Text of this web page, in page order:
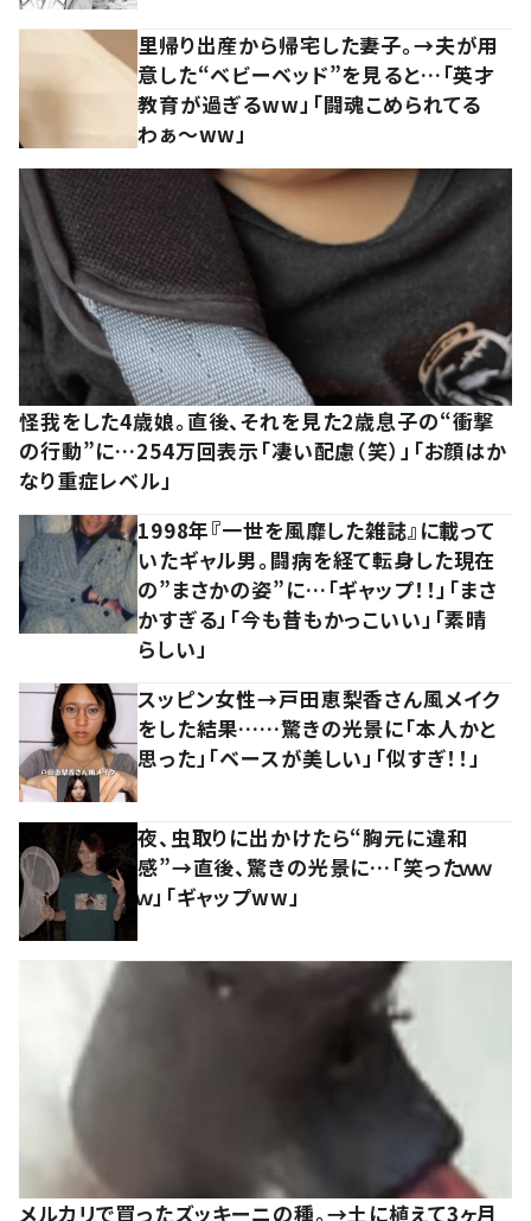
里帰り出産から帰宅した妻子。→夫が用
意した“ベビーベッド”を見ると…「英才
教育が過ぎるww」「闘魂こめられてる
わぁ～ww」
怪我をした4歳娘。直後、それを見た2歳息子の“衝撃
の行動”に…254万回表示「凄い配慮（笑）」「お顔はか
なり重症レベル」
1998年『一世を風靡した雑誌』に載って
いたギャル男。闘病を経て転身した現在
の”まさかの姿”に…「ギャップ！！」「まさ
かすぎる」「今も昔もかっこいい」「素晴
らしい」
スッピン女性→戸田恵梨香さん風メイク
をした結果……驚きの光景に「本人かと
思った」「ベースが美しい」「似すぎ！！」
夜、虫取りに出かけたら“胸元に違和
感”→直後、驚きの光景に…「笑ったｗｗ
ｗ」「ギャップww」
メルカリで買ったズッキーニの種。→土に植えて3ヶ月